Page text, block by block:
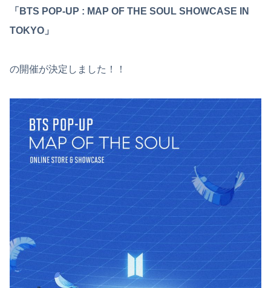
「BTS POP-UP : MAP OF THE SOUL SHOWCASE IN
TOKYO」
の開催が決定しました！！